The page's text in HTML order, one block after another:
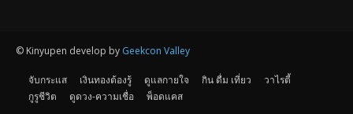
© Kinyupen develop by Geekcon Valley
จับกระแส เงินทองต้องรู้ ดูแลกายใจ กิน ดื่ม เที่ยว
วาไรตี้
กูรูชีวิต
ดูดวง-ความเชื่อ พ็อดแคส